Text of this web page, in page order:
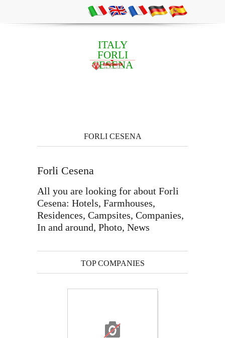
ITALY
FORLI
CESENA
FORLI CESENA
Forli Cesena
All you are looking for about Forli
Cesena: Hotels, Farmhouses,
Residences, Campsites, Companies,
In and around, Photo, News
TOP COMPANIES